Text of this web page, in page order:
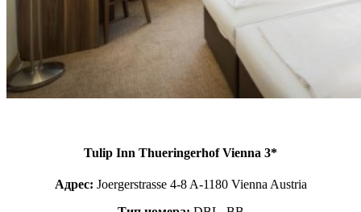
Tulip Inn Thueringerhof Vienna 3*
Адрес: Joergerstrasse 4-8 A-1180 Vienna Austria